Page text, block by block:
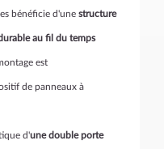
bénéficie d'une structure
au fil du temps
est
de panneaux à
d'une doubleporte